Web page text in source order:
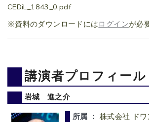
CEDiL_1843_0.pdf
※資料のダウンロードには ログインが必
講演者プロフィール
岩城 進之介
所属 ： 株式会社 ド